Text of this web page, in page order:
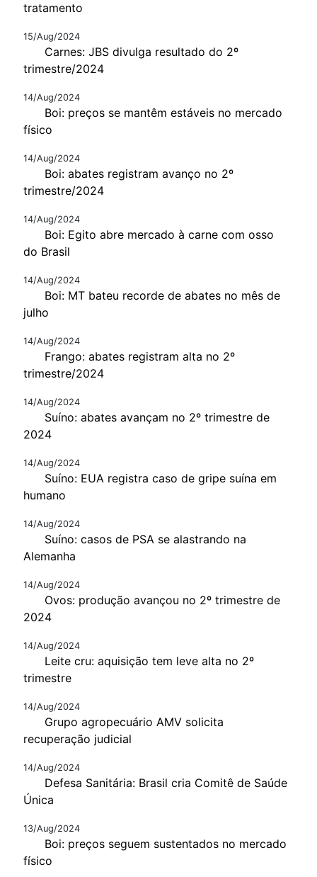
tratamento
15/Aug/2024
Carnes: JBS divulga resultado do 2º
trimestre/2024
14/Aug/2024
Boi: preços se mantêm estáveis no mercado
físico
14/Aug/2024
Boi: abates registram avanço no 2º
trimestre/2024
14/Aug/2024
Boi: Egito abre mercado à carne com osso
do Brasil
14/Aug/2024
Boi: MT bateu recorde de abates no mês de
julho
14/Aug/2024
Frango: abates registram alta no 2º
trimestre/2024
14/Aug/2024
Suíno: abates avançam no 2º trimestre de
2024
14/Aug/2024
Suíno: EUA registra caso de gripe suína em
humano
14/Aug/2024
Suíno: casos de PSA se alastrando na
Alemanha
14/Aug/2024
Ovos: produção avançou no 2º trimestre de
2024
14/Aug/2024
Leite cru: aquisição tem leve alta no 2º
trimestre
14/Aug/2024
Grupo agropecuário AMV solicita
recuperação judicial
14/Aug/2024
Defesa Sanitária: Brasil cria Comitê de Saúde
Única
13/Aug/2024
Boi: preços seguem sustentados no mercado
físico